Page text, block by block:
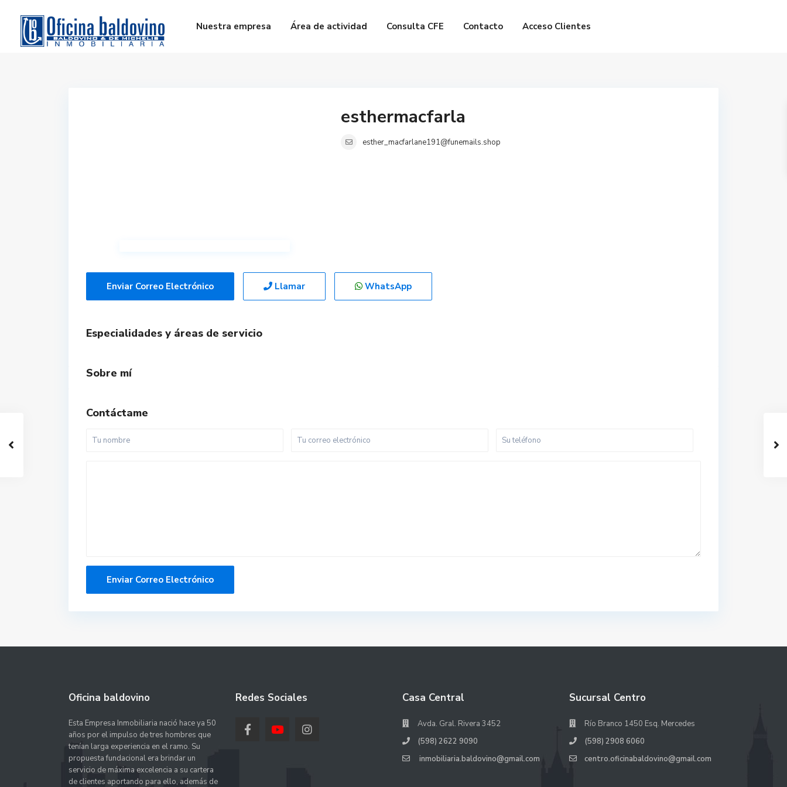
Nuestra empresa Área de actividad Consulta CFE Contacto Acceso Clientes
esthermacfarla
esther_macfarlane191@funemails.shop
Enviar Correo Electrónico Llamar WhatsApp
Especialidades y áreas de servicio
Sobre mí
Contáctame
Oficina baldovino
Esta Empresa Inmobiliaria nació hace ya 50
años por el impulso de tres hombres que
tenían larga experiencia en el ramo. Su
propuesta fundacional era brindar un
servicio de máxima excelencia a su cartera
de clientes aportando para ello, además de
Redes Sociales Casa Central
Avda. Gral. Rivera 3452
(598) 2622 9090
inmobiliaria.baldovino@gmail.com
Sucursal Centro
Río Branco 1450 Esq. Mercedes
(598) 2908 6060
centro.oficinabaldovino@gmail.com